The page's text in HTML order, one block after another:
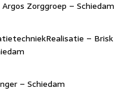
Zorggroep – Schiedam
– Brisk
– Schiedam